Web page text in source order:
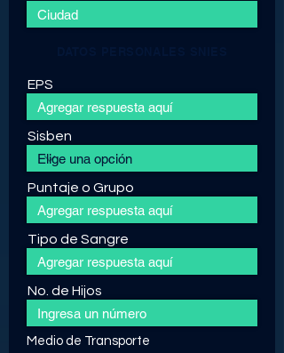
EPS
Sisben
Puntaje o Grupo
Tipo de Sangre
No. de Hijos
Medio de Transporte